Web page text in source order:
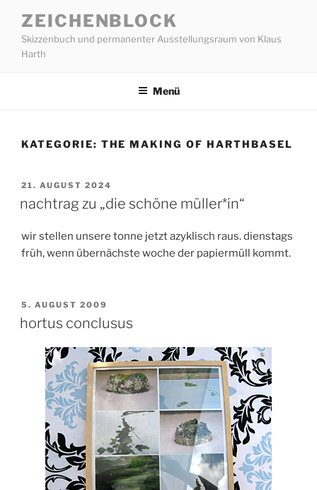
Inhalt
springen
ZEICHENBLOCK
Skizzenbuch und permanenter Ausstellungsraum von Klaus
Harth
Menü
KATEGORIE: THE MAKING OF HARTHBASEL
VERÖFFENTLICHT
21. AUGUST 2024
nachtrag zu „die schöne müller*in“
wir stellen unsere tonne jetzt azyklisch raus. dienstags
früh, wenn übernächste woche der papiermüll kommt.
VERÖFFENTLICHT
AM
5. AUGUST 2009
hortus conclusus